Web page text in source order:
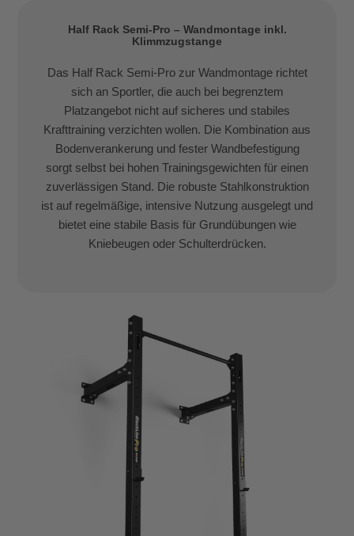
Half Rack Semi-Pro – Wandmontage inkl.
Klimmzugstange
Das Half Rack Semi-Pro zur Wandmontage richtet
sich an Sportler, die auch bei begrenztem
Platzangebot nicht auf sicheres und stabiles
Krafttraining verzichten wollen. Die Kombination aus
Bodenverankerung und fester Wandbefestigung
sorgt selbst bei hohen Trainingsgewichten für einen
zuverlässigen Stand. Die robuste Stahlkonstruktion
ist auf regelmäßige, intensive Nutzung ausgelegt und
bietet eine stabile Basis für Grundübungen wie
Kniebeugen oder Schulterdrücken.